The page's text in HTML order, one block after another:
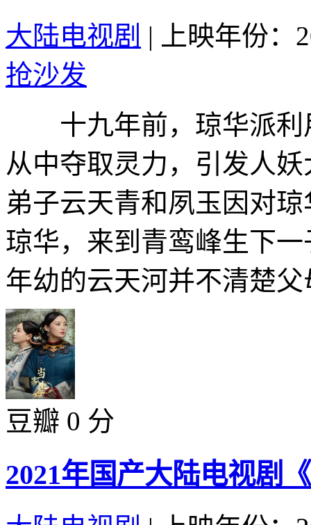
大陆电视剧 |
上映年份：
抢沙发
十九年前，琼华派利
从中夺取灵力，引发人
弟子云天青和夙玉因对
琼华，来到青鸾峰生下
年幼的云天河并不清楚
豆瓣 0 分
2021年国产大陆电视剧